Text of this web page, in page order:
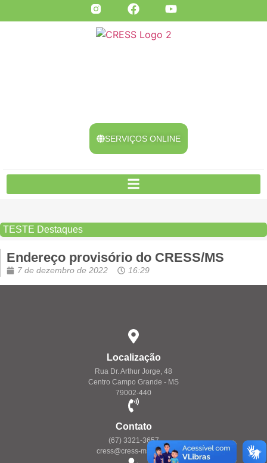
SERVIÇOS ONLINE
TESTE Destaques
Endereço provisório do CRESS/MS
7 de dezembro de 2022 16:29
Localização
Rua Dr. Arthur Jorge, 48
Centro Campo Grande - MS
79002-440
Contato
(67) 3321-3657
cress@cress-ms.org.br